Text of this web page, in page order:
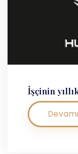
İşçinin
Devamı